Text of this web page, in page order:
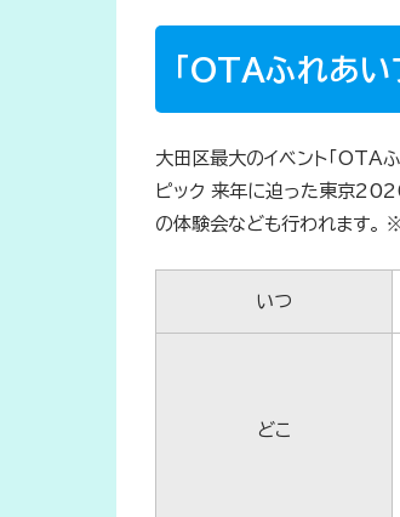
「OTAふれあい
大田区最大のイベント「OTA
ピック 来年に迫った東京2020
の体験会なども行われます。
いつ
どこ